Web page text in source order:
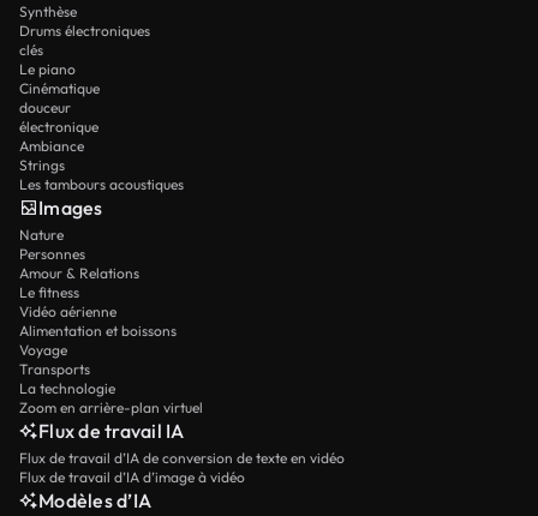
Synthèse
Drums électroniques
clés
Le piano
Cinématique
douceur
électronique
Ambiance
Strings
Les tambours acoustiques
Images
Nature
Personnes
Amour & Relations
Le fitness
Vidéo aérienne
Alimentation et boissons
Voyage
Transports
La technologie
Zoom en arrière-plan virtuel
Flux de travail IA
Flux de travail d’IA de conversion de texte en vidéo
Flux de travail d’IA d’image à vidéo
Modèles d’IA